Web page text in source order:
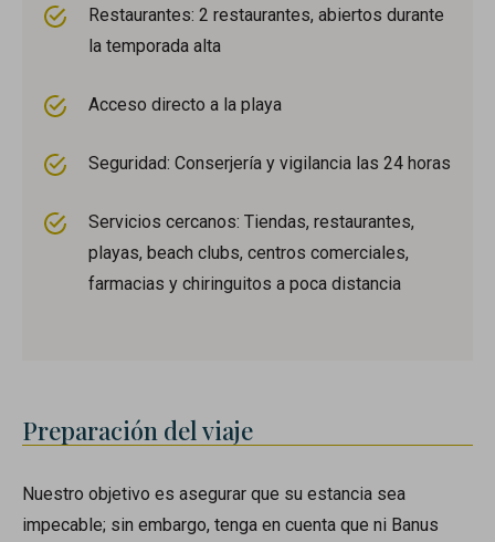
Restaurantes: 2 restaurantes, abiertos durante
la temporada alta
Acceso directo a la playa
Seguridad: Conserjería y vigilancia las 24 horas
Servicios cercanos: Tiendas, restaurantes,
playas, beach clubs, centros comerciales,
farmacias y chiringuitos a poca distancia
Preparación del viaje
Nuestro objetivo es asegurar que su estancia sea
impecable; sin embargo, tenga en cuenta que ni Banus